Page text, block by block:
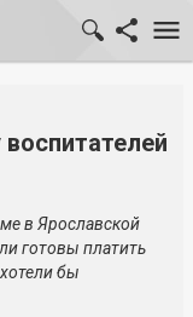
в Ярославской
готовы платить
бы